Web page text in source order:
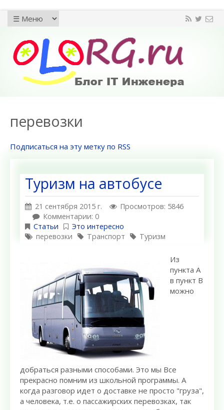
перевозки
Подписаться на эту метку по RSS
Туризм на автобусе
21 сентября 2015 г.
Просмотров: 5846
Комментарии: 0
Статьи
Это интересно
перевозки
Транспорт Туризм
Из
пункта A
в пункт B
можно
добраться разными способами. Это мы Все
прекрасно помним из школьной программы. А
когда разговор идет о доставке не просто "груза",
а человека, т.е. о пассажирских перевозках, так